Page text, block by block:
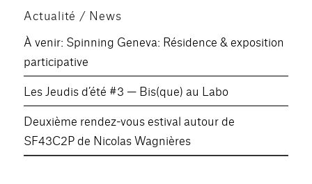
Actualité / News
À venir: Spinning Geneva: Résidence & exposition
participative
Les Jeudis d’été #3 — Bis(que) au Labo
Deuxième rendez-vous estival autour de
SF43C2P de Nicolas Wagnières